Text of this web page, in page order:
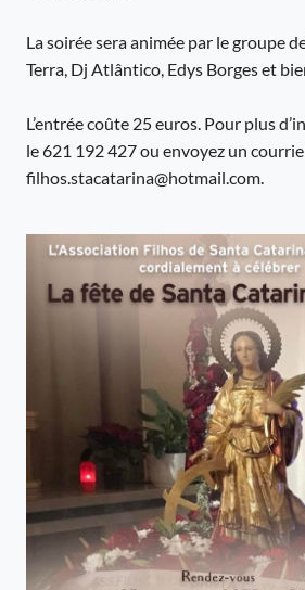
La soirée sera animée par le groupe
Terra, Dj Atlântico, Edys Borges et
L’entrée coûte 25 euros. Pour plus
le 621 192 427 ou envoyez un
filhos.stacatarina@hotmail.com.